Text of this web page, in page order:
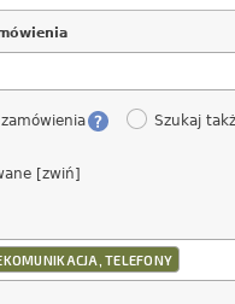
Szukaj
[zwiń]
TELEFONY